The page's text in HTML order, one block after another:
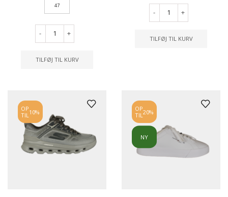
47
- +
TILFØJ TIL KURV
- +
TILFØJ TIL KURV
OP
TIL10%
OP
TIL20%
NY